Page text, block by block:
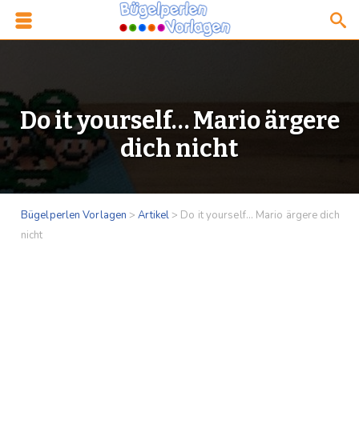
Do it yourself… Mario ärgere
dich nicht
Bügelperlen Vorlagen >Artikel > Do it yourself… Mario ärgere dich
nicht